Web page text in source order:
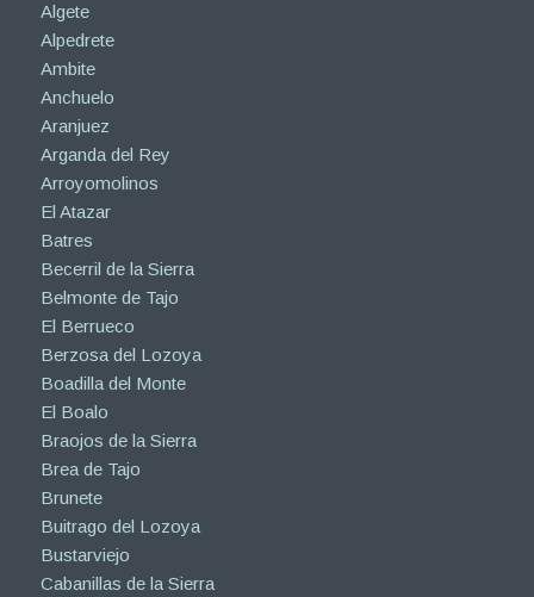
Algete
Alpedrete
Ambite
Anchuelo
Aranjuez
Arganda del Rey
Arroyomolinos
El Atazar
Batres
Becerril de la Sierra
Belmonte de Tajo
El Berrueco
Berzosa del Lozoya
Boadilla del Monte
El Boalo
Braojos de la Sierra
Brea de Tajo
Brunete
Buitrago del Lozoya
Bustarviejo
Cabanillas de la Sierra